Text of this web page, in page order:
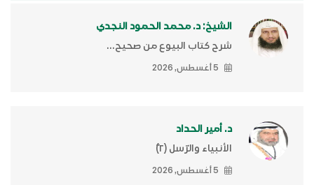
الشيخ: د. محمد الحمود النجدي
شرح كتاب البيوع من صحيح...
5 أغسطس, 2026
د. أمير الحداد
الأنبياء والرّسل (٢)ّ
5 أغسطس, 2026